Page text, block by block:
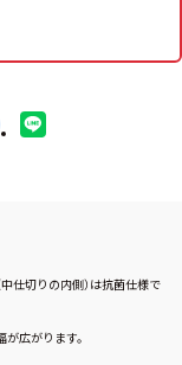
仕切りの内側）は抗菌仕様で
広がります。